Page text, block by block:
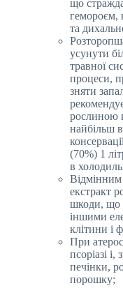
що
гемороєм,
та
усунути
травної
процеси,
зняти
рослиною
найбільш
(70%) 1
в
Відмінним
екстракт
шкоди, що
іншими
клітини і
При
псоріазі
печінки,
порошку;